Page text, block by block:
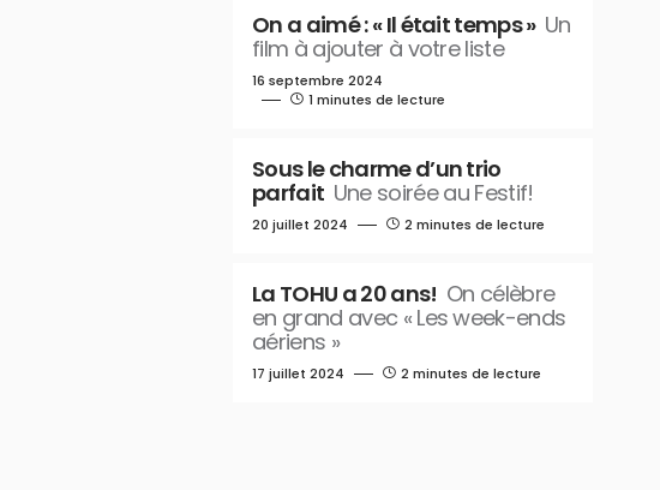
On a aimé : « Il était temps » Un
film à ajouter à votre liste
16 septembre 2024
1 minutes de lecture
Sous le charme d’un trio
parfait Une soirée au Festif!
20 juillet 2024 2 minutes de lecture
La TOHU a 20 ans! On célèbre
en grand avec « Les week-ends
aériens »
17 juillet 2024 2 minutes de lecture